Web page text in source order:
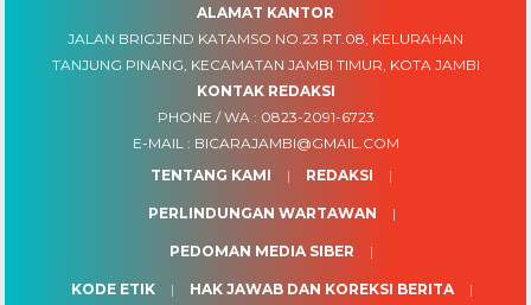
ALAMAT KANTOR
JALAN BRIGJEND KATAMSO NO.23 RT.08, KELURAHAN
TANJUNG PINANG, KECAMATAN JAMBI TIMUR, KOTA JAMBI
KONTAK REDAKSI
PHONE / WA : 0823-2091-6723
E-MAIL : BICARAJAMBI@GMAIL.COM
TENTANG KAMI
REDAKSI
PERLINDUNGAN WARTAWAN
PEDOMAN MEDIA SIBER
KODE ETIK HAK JAWAB DAN KOREKSI BERITA